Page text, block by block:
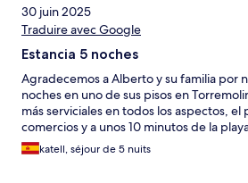
30 juin 2025
Traduire avec Google
Estancia 5 noches
Agradecemos a Alberto y su familia por
noches en uno de sus pisos en
más serviciales en todos los aspectos, el
comercios y a unos 10 minutos de la
katell, séjour de 5 nuits